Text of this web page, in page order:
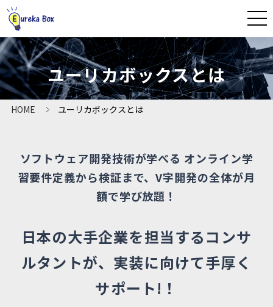
ユーリカボックスとは
CLOSE
HOME
法人プラン
導入事例
HOME ユーリカボックスとは
ソフトウェア開発技術が学べる オンライン学
習要件定義から検証まで、V字開発の全体が月
額で学び放題！
日本の大手企業を担当するコンサ
ルタントが、 実装に向けて手厚く
サポート!！